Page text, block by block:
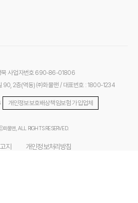
사업자번호 690-86-01806
90, 2층(역동) ㈜화물맨 / 대표번호 : 1800-1234
개인정보보호배상책임보험 가입업체
물맨, ALL RIGHTS RESERVED.
지
개인정보처리방침